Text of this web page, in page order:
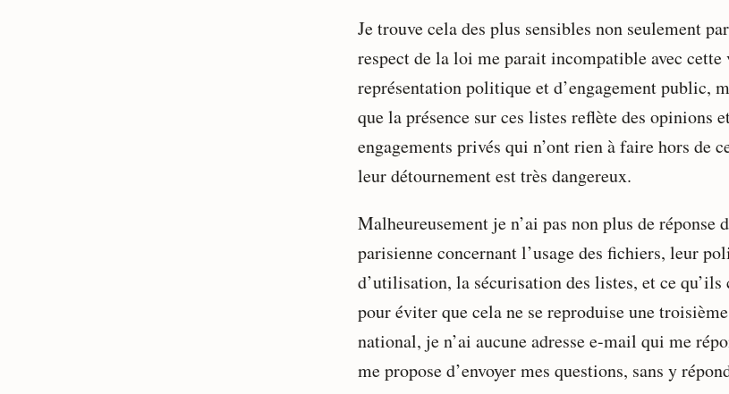
Je trouve cela des plus sensibles non seulement
respect de la loi me parait incompatible avec cette
représentation politique et d’engagement public,
que la présence sur ces listes reflète des opinions
engagements privés qui n’ont rien à faire hors de
leur détournement est très dangereux.
Malheureusement je n’ai pas non plus de réponse
parisienne concernant l’usage des fichiers, leur
d’utilisation, la sécurisation des listes, et ce
pour éviter que cela ne se reproduise une
national, je n’ai aucune adresse e-mail qui me
me propose d’envoyer mes questions, sans y